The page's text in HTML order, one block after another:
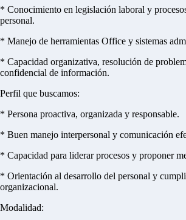
* Conocimiento en legislación laboral y
personal.
* Manejo de herramientas Office y sistemas
* Capacidad organizativa, resolución de
confidencial de información.
Perfil que buscamos:
* Persona proactiva, organizada y responsable.
* Buen manejo interpersonal y comunicación
* Capacidad para liderar procesos y proponer
* Orientación al desarrollo del personal y
organizacional.
Modalidad: